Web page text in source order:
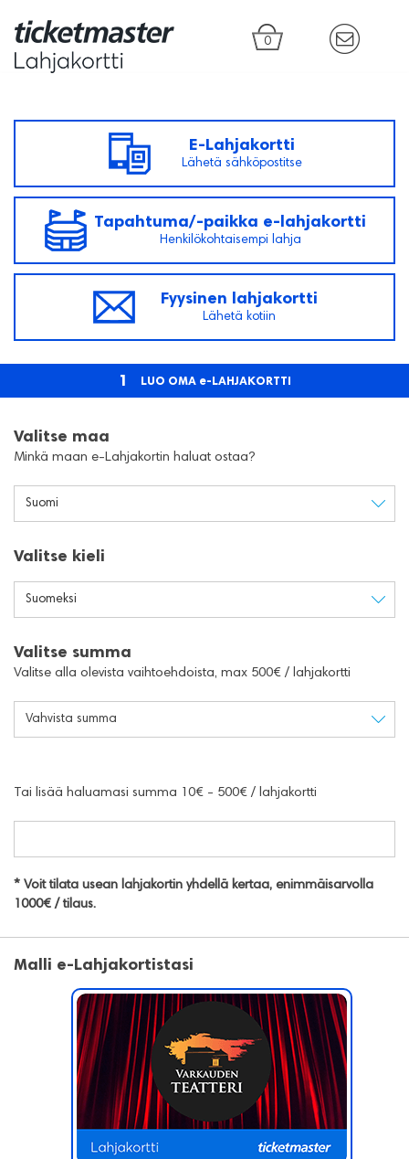
0
E-Lahjakortti
Lähetä sähköpostitse
Tapahtuma/-paikka e-lahjakortti
Henkilökohtaisempi lahja
Fyysinen lahjakortti
Lähetä kotiin
1 LUO OMA e-LAHJAKORTTI
Valitse maa
Minkä maan e-Lahjakortin haluat ostaa?
Suomi
Valitse kieli
Suomeksi
Valitse summa
Valitse alla olevista vaihtoehdoista, max 500€ / lahjakortti
Vahvista summa
Tai lisää haluamasi summa 10€ - 500€ / lahjakortti
* Voit tilata usean lahjakortin yhdellä kertaa, enimmäisarvolla
1000€ / tilaus.
Malli e-Lahjakortistasi